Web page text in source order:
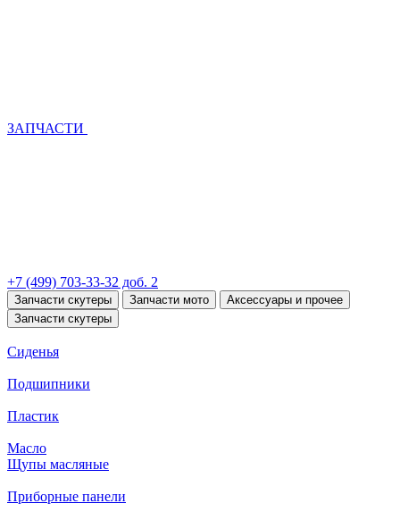
ЗАПЧАСТИ
+7 (499) 703-33-32 доб. 2
Запчасти скутеры Запчасти мото
Аксессуары и прочее
Запчасти скутеры
Сиденья
Подшипники
Пластик
Масло
Щупы масляные
Приборные панели